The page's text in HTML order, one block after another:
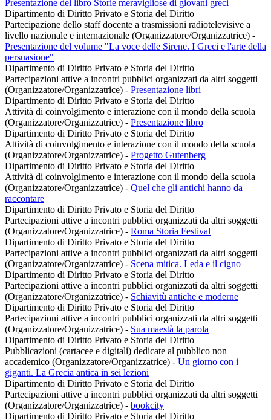
Presentazione del libro Storie meravigliose di giovani greci
Dipartimento di Diritto Privato e Storia del Diritto
Partecipazione dello staff docente a trasmissioni radiotelevisive a
livello nazionale e internazionale (Organizzatore/Organizzatrice) -
Presentazione del volume "La voce delle Sirene. I Greci e l'arte della
persuasione"
Dipartimento di Diritto Privato e Storia del Diritto
Partecipazioni attive a incontri pubblici organizzati da altri soggetti
(Organizzatore/Organizzatrice) - Presentazione libri
Dipartimento di Diritto Privato e Storia del Diritto
Attività di coinvolgimento e interazione con il mondo della scuola
(Organizzatore/Organizzatrice) - Presentazione libro
Dipartimento di Diritto Privato e Storia del Diritto
Attività di coinvolgimento e interazione con il mondo della scuola
(Organizzatore/Organizzatrice) - Progetto Gutenberg
Dipartimento di Diritto Privato e Storia del Diritto
Attività di coinvolgimento e interazione con il mondo della scuola
(Organizzatore/Organizzatrice) - Quel che gli antichi hanno da
raccontare
Dipartimento di Diritto Privato e Storia del Diritto
Partecipazioni attive a incontri pubblici organizzati da altri soggetti
(Organizzatore/Organizzatrice) - Roma Storia Festival
Dipartimento di Diritto Privato e Storia del Diritto
Partecipazioni attive a incontri pubblici organizzati da altri soggetti
(Organizzatore/Organizzatrice) - Scena mitica. Leda e il cigno
Dipartimento di Diritto Privato e Storia del Diritto
Partecipazioni attive a incontri pubblici organizzati da altri soggetti
(Organizzatore/Organizzatrice) - Schiavitù antiche e moderne
Dipartimento di Diritto Privato e Storia del Diritto
Partecipazioni attive a incontri pubblici organizzati da altri soggetti
(Organizzatore/Organizzatrice) - Sua maestà la parola
Dipartimento di Diritto Privato e Storia del Diritto
Pubblicazioni (cartacee e digitali) dedicate al pubblico non
accademico (Organizzatore/Organizzatrice) - Un giorno con i
giganti. La Grecia antica in sei lezioni
Dipartimento di Diritto Privato e Storia del Diritto
Partecipazioni attive a incontri pubblici organizzati da altri soggetti
(Organizzatore/Organizzatrice) - bookcity
Dipartimento di Diritto Privato e Storia del Diritto